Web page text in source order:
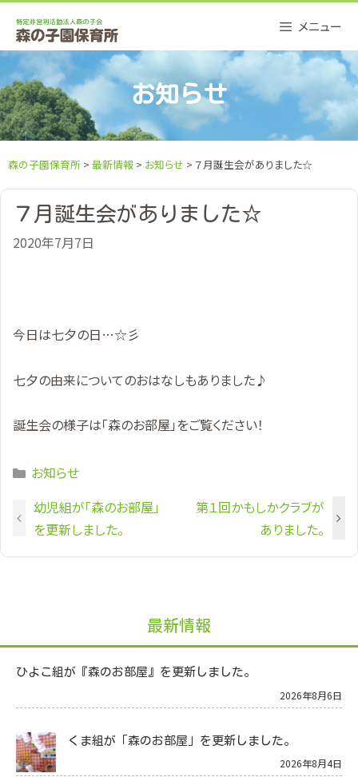
content
メニュー
お知らせ
森の子園保育所 > 最新情報 > お知らせ > ７月誕生会がありました☆
７月誕生会がありました☆
2020年7月7日
今日は七夕の日…☆彡
七夕の由来についてのおはなしもありました♪
誕生会の様子は「森のお部屋」をご覧ください！
Categories
お知らせ
幼児組が「森のお部屋」
を更新しました。
第１回かもしかクラブが
ありました。
最新情報
ひよこ組が『森のお部屋』を更新しました。
2026年8月6日
くま組が「森のお部屋」を更新しました。
2026年8月4日